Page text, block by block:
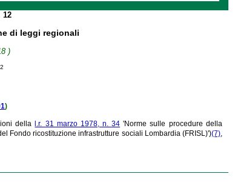
12
di leggi regionali
)
)
della l.r. 31 marzo 1978, n. 34 'Norme sulle procedure della
Fondo ricostituzione infrastrutture sociali Lombardia (FRISL)')(7),